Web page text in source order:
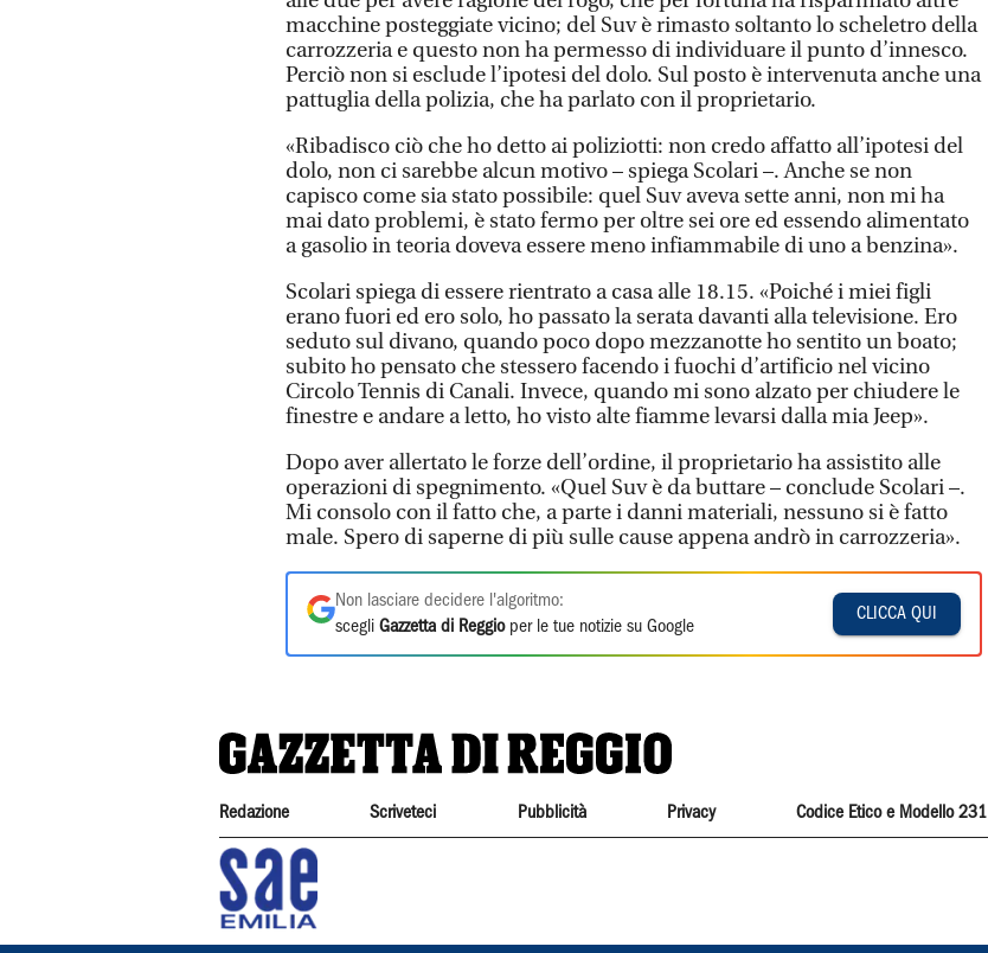
macchine posteggiate vicino; del Suv è rimasto soltanto lo scheletro della
carrozzeria e questo non ha permesso di individuare il punto d’innesco.
Perciò non si esclude l’ipotesi del dolo. Sul posto è intervenuta anche una
pattuglia della polizia, che ha parlato con il proprietario.
«Ribadisco ciò che ho detto ai poliziotti: non credo affatto all’ipotesi del
dolo, non ci sarebbe alcun motivo – spiega Scolari –. Anche se non
capisco come sia stato possibile: quel Suv aveva sette anni, non mi ha
mai dato problemi, è stato fermo per oltre sei ore ed essendo alimentato
a gasolio in teoria doveva essere meno infiammabile di uno a benzina».
Scolari spiega di essere rientrato a casa alle 18.15. «Poiché i miei figli
erano fuori ed ero solo, ho passato la serata davanti alla televisione. Ero
seduto sul divano, quando poco dopo mezzanotte ho sentito un boato;
subito ho pensato che stessero facendo i fuochi d’artificio nel vicino
Circolo Tennis di Canali. Invece, quando mi sono alzato per chiudere le
finestre e andare a letto, ho visto alte fiamme levarsi dalla mia Jeep».
Dopo aver allertato le forze dell’ordine, il proprietario ha assistito alle
operazioni di spegnimento. «Quel Suv è da buttare – conclude Scolari –.
Mi consolo con il fatto che, a parte i danni materiali, nessuno si è fatto
male. Spero di saperne di più sulle cause appena andrò in carrozzeria».
Non lasciare decidere l'algoritmo:
scegli Gazzetta di Reggioper le tue notizie su Google
CLICCA QUI
Redazione Scriveteci Pubblicità Privacy Codice Etico e Modello 231